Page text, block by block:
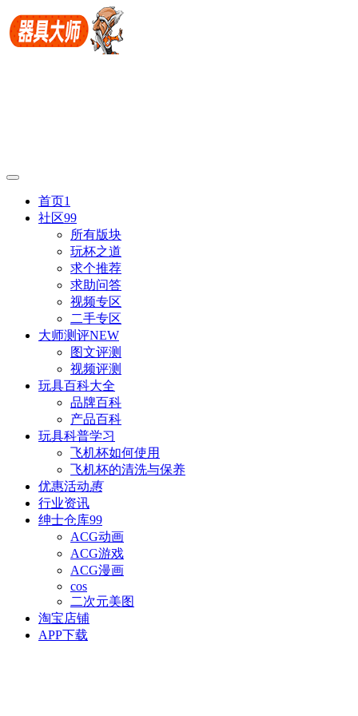
首页1
社区99
所有版块
玩杯之道
求个推荐
求助问答
视频专区
二手专区
大师测评NEW
图文评测
视频评测
玩具百科大全
品牌百科
产品百科
玩具科普学习
飞机杯如何使用
飞机杯的清洗与保养
优惠活动惠
行业资讯
绅士仓库99
ACG动画
ACG游戏
ACG漫画
cos
二次元美图
淘宝店铺
APP下载